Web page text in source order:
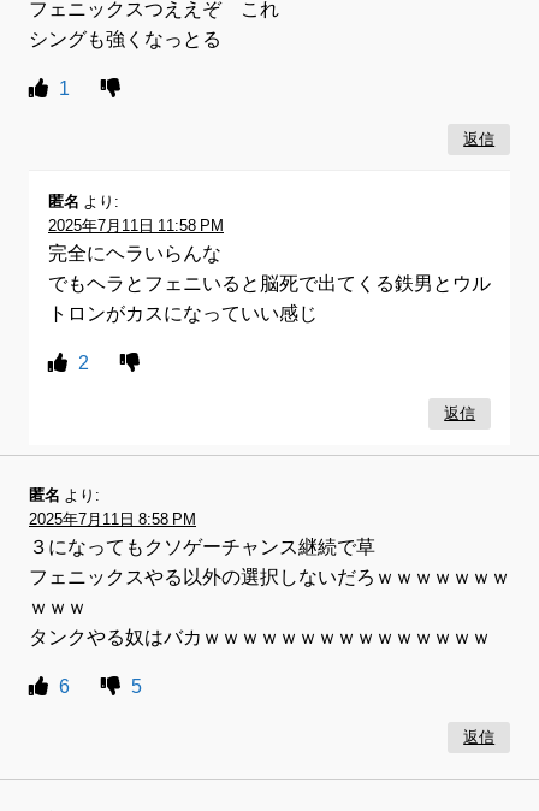
フェニックスつええぞ これ
シングも強くなっとる
1
返信
匿名 より:
2025年7月11日 11:58 PM
完全にヘラいらんな
でもヘラとフェニいると脳死で出てくる鉄男とウル
トロンがカスになっていい感じ
2
返信
匿名 より:
2025年7月11日 8:58 PM
３になってもクソゲーチャンス継続で草
フェニックスやる以外の選択しないだろｗｗｗｗｗｗｗ
ｗｗｗ
タンクやる奴はバカｗｗｗｗｗｗｗｗｗｗｗｗｗｗｗ
6 5
返信